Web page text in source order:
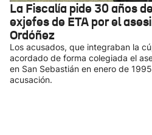
La Fiscalía pide 30 años
exjefes de ETA por el
Ordóñez
Los acusados, que integraban la
acordado de forma colegiada el
en San Sebastián en enero de
acusación.